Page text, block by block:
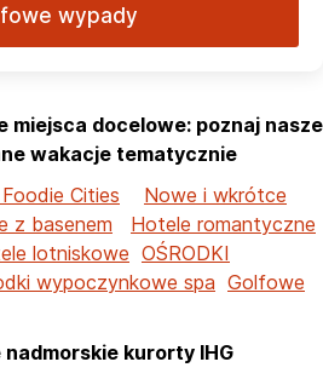
wypady
miejsca docelowe: poznaj nasze
wakacje tematycznie
Cities
Nowe i wkrótce
z basenem
Hotele romantyczne
lotniskowe OŚRODKI
wypoczynkowe spa Golfowe
kurorty IHG